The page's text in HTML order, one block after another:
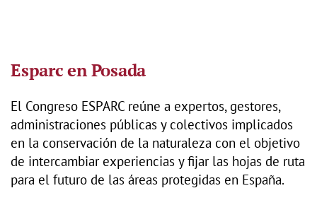
Esparc en Posada
El Congreso ESPARC reúne a expertos, gestores,
administraciones públicas y colectivos implicados
en la conservación de la naturaleza con el objetivo
de intercambiar experiencias y fijar las hojas de ruta
para el futuro de las áreas protegidas en España.